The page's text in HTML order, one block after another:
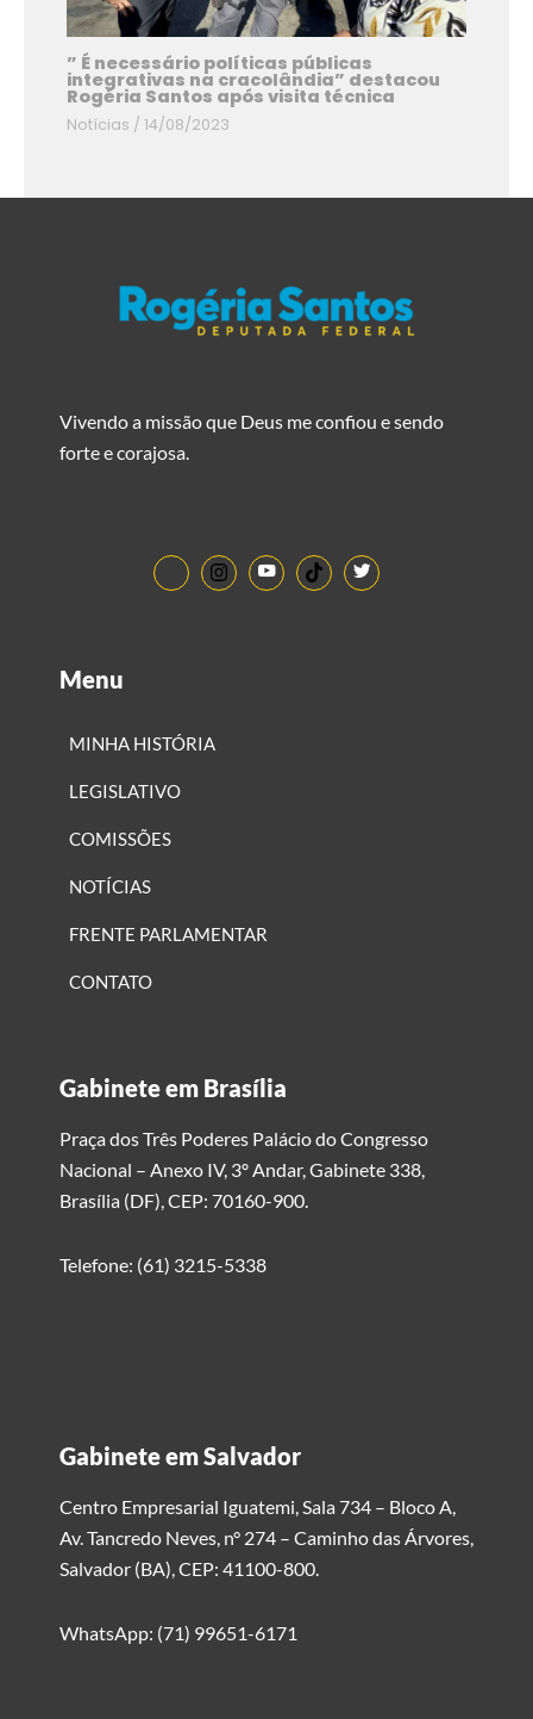
” É necessário políticas públicas
integrativas na cracolândia” destacou
Rogéria Santos após visita técnica
Notícias /14/08/2023
Vivendo a missão que Deus me confiou e sendo
forte e corajosa.
Menu
MINHA HISTÓRIA
LEGISLATIVO
COMISSÕES
NOTÍCIAS
FRENTE PARLAMENTAR
CONTATO
Gabinete em Brasília
Praça dos Três Poderes Palácio do Congresso
Nacional – Anexo IV, 3º Andar, Gabinete 338,
Brasília (DF), CEP: 70160-900.
Telefone: (61) 3215-5338
Gabinete em Salvador
Centro Empresarial Iguatemi, Sala 734 – Bloco A,
Av. Tancredo Neves, n° 274 – Caminho das Árvores,
Salvador (BA), CEP: 41100-800.
WhatsApp: (71) 99651-6171